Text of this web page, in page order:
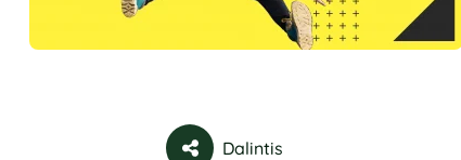
Dalintis